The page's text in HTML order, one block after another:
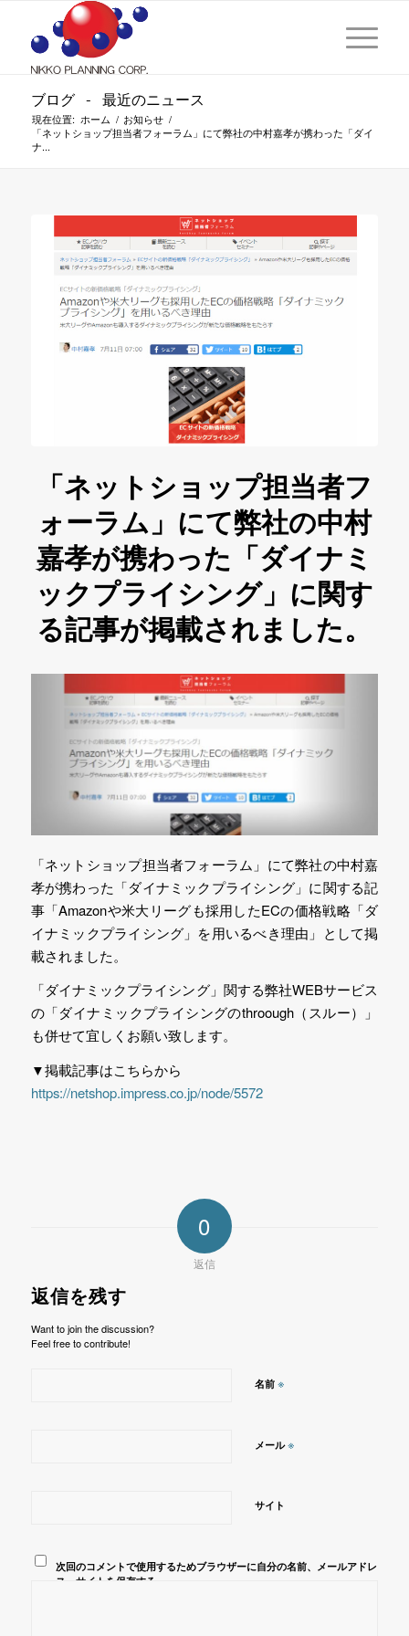
ブログ - 最近のニュース
現在位置: ホーム / お知らせ /
「ネットショップ担当者フォーラム」にて弊社の中村嘉孝が携わった「ダイ
ナ...
「ネットショップ担当者フ
ォーラム」にて弊社の中村
嘉孝が携わった「ダイナミ
ックプライシング」に関す
る記事が掲載されました。
「ネットショップ担当者フォーラム」にて弊社の中村嘉
孝が携わった「ダイナミックプライシング」に関する記
事「Amazonや米大リーグも採用したECの価格戦略「ダ
イナミックプライシング」を用いるべき理由」として掲
載されました。
「ダイナミックプライシング」関する弊社WEBサービス
の「ダイナミックプライシングのthroough（スルー）」
も併せて宜しくお願い致します。
▼掲載記事はこちらから
https://netshop.impress.co.jp/node/5572
0
返信
返信を残す
Want to join the discussion?
Feel free to contribute!
名前 ※
メール※
サイト
次回のコメントで使用するためブラウザーに自分の名前、メールアドレ
ス、サイトを保存する。